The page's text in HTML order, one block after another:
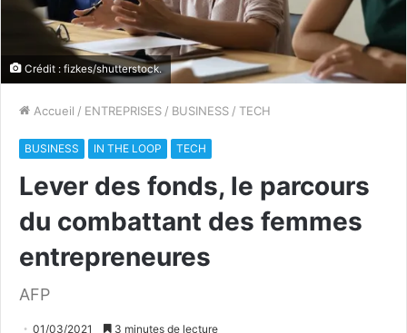
Crédit : fizkes/shutterstock.
Accueil / ENTREPRISES / BUSINESS / TECH
BUSINESS IN THE LOOP TECH
Lever des fonds, le parcours
du combattant des femmes
entrepreneures
AFP
01/03/2021 3 minutes de lecture